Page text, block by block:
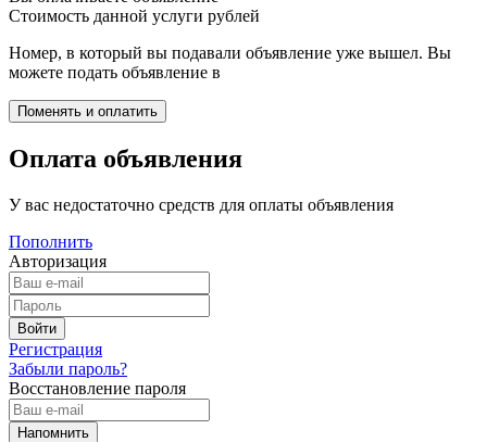
Стоимость данной услуги рублей
Номер, в который вы подавали объявление уже вышел. Вы
можете подать объявление в
Оплата объявления
У вас недостаточно средств для оплаты объявления
Пополнить
Авторизация
Регистрация
Забыли пароль?
Восстановление пароля